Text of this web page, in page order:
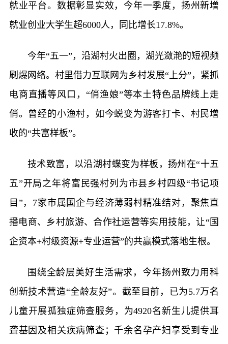
就业平台。数据彰显实效，今年一季度，扬州新增
就业创业大学生超6000人，同比增长17.8%。
今年“五一”，沿湖村火出圈，湖光潋滟的短视频
刷爆网络。村里借力互联网为乡村发展“上分”，紧抓
电商直播等风口，“俏渔娘”等本土特色品牌线上走
俏。曾经的小渔村，如今蜕变为游客打卡、村民增
收的“共富样板”。
技术致富，以沿湖村蝶变为样板，扬州在“十五
五”开局之年将富民强村列为市县乡村四级“书记项
目”，7家市属国企与经济薄弱村精准结对，聚焦直
播电商、乡村旅游、合作社运营等实用技能，让“国
企资本+村级资源+专业运营”的共赢模式落地生根。
围绕全龄层美好生活需求，今年扬州致力用科
创新技术营造“全龄友好”。截至目前，已为5.7万名
儿童开展孤独症筛查服务，为4920名新生儿提供耳
聋基因及相关疾病筛查；千余名孕产妇享受到专业